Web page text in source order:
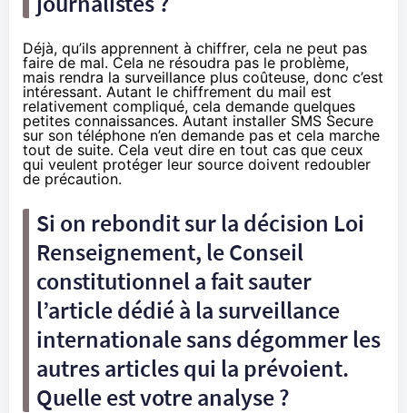
Déjà, qu’ils apprennent à chiffrer, cela ne peut pas
faire de mal. Cela ne résoudra pas le problème,
mais rendra la surveillance plus coûteuse, donc c’est
intéressant. Autant le chiffrement du mail est
relativement compliqué, cela demande quelques
petites connaissances. Autant installer SMS Secure
sur son téléphone n’en demande pas et cela marche
tout de suite. Cela veut dire en tout cas que ceux
qui veulent protéger leur source doivent redoubler
de précaution.
Si on rebondit sur la décision Loi
Renseignement, le Conseil
constitutionnel a fait sauter
l’article dédié à la surveillance
internationale sans dégommer les
autres articles qui la prévoient.
Quelle est votre analyse ?